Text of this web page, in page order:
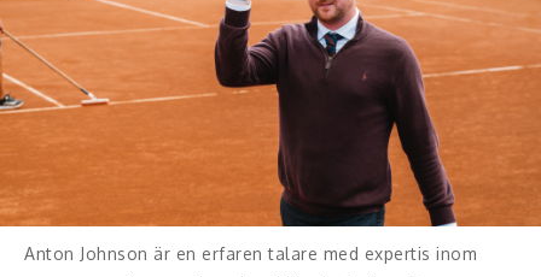
Kända musiker
Skådespelare
Alla ämnen
Anton Johnson är en erfaren talare med expertis inom